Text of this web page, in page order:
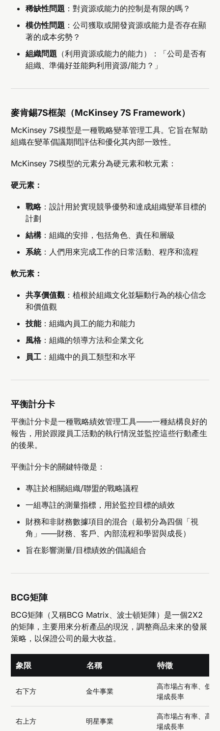
稀缺性問題 ：對資源或能力的控制是有限的嗎？
模仿性問題 ：公司獲取或開發資源或能力是否存在顯
著的成本劣勢？
組織問題 （利用資源或能力的能力）：「公司是否有
組織、準備好並能夠利用資源/能力？」
麥肯錫7S框架（McKinsey 7S Framework）
McKinsey 7S模型是一種戰略變革管理工具。它旨在幫助
組織在變革倡議期間評估和優化其內部一致性。
McKinsey 7S模型的元素分為硬元素和軟元素：
硬元素：
戰略：設計用於實現競爭優勢和達成組織變革目標的
計劃
結構 ：組織的安排，包括角色、責任和層級
系統：人們用來完成工作的日常活動、程序和流程
軟元素：
共享價值觀：植根於組織文化並驅動行為的核心信念
和價值觀
技能：組織內員工的能力和能力
風格：組織的領導方法和企業文化
員工 ：組織中的員工類型和水平
平衡計分卡
平衡計分卡是一種戰略績效管理工具——一種結構良好的
報告，用於跟蹤員工活動的執行情況並監控這些行動產生
的後果。
平衡計分卡的關鍵特徵是：
專註於相關組織/聯盟的戰略議程
一組專註的測量指標，用於監控目標的績效
財務和非財務數據項目的混合（最初分為四個「視
角」——財務、客戶、內部流程和學習與成長）
旨在影響測量/目標績效的倡議組合
BCG矩陣
BCG矩陣（又稱BCG Matrix、波士頓矩陣）是一個2X2
的矩陣，主要用來分析產品的現況，調整商品未來的發展
策略，以保證公司的最大收益。
象限 名稱 特徵
右下方 金牛事業
高市場占有率、低市
場成長率
右上方 明星事業
高市場占有率、高市
場成長率